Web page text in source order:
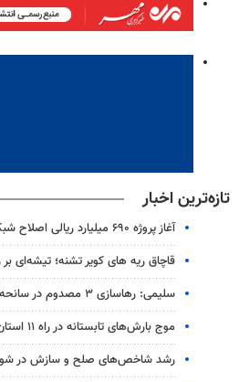
تازه‌ترین اخبار
آغاز پروژه ۶۹۰ میلیارد ریالی اصلاح شبکه توزیع آب همدان
قاچاق ریه های کویر تشنه؛ تیشه‌ای
سلیمی: رهاسازی ۳ مصدوم در سانحه جاده مراوه‌تپه کلاله
موج بارش‌های تابستانه در راه ۱۱ استان
رشد شاخص‌های صلح و سازش در